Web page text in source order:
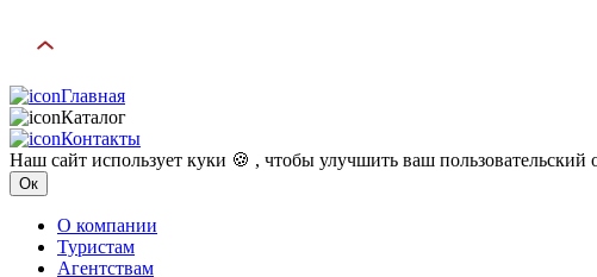
Главная
Каталог
Контакты
Наш сайт использует куки 🍪 , чтобы улучшить ваш
Ок
О компании
Туристам
Агентствам